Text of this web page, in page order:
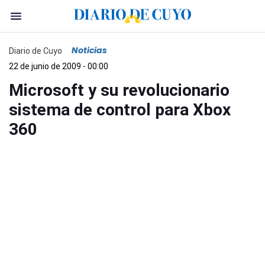
Diario de Cuyo Noticias
22 de junio de 2009 - 00:00
Microsoft y su revolucionario
sistema de control para Xbox
360